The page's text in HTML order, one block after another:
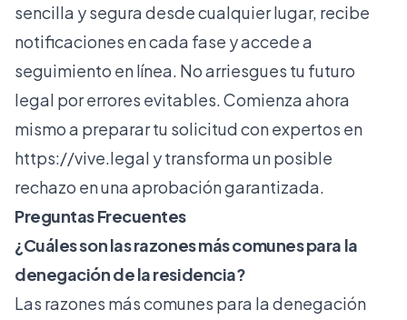
sencilla y segura desde cualquier lugar, recibe
notificaciones en cada fase y accede a
seguimiento en línea. No arriesgues tu futuro
legal por errores evitables. Comienza ahora
mismo a preparar tu solicitud con expertos en
https://vive.legal y transforma un posible
rechazo en una aprobación garantizada.
Preguntas Frecuentes
¿Cuáles son las razones más comunes para la
denegación de la residencia?
Las razones más comunes para la denegación